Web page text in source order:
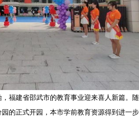
福建省邵武市的教育事业迎来喜人新篇。随
的正式开园，本市学前教育资源得到进一步